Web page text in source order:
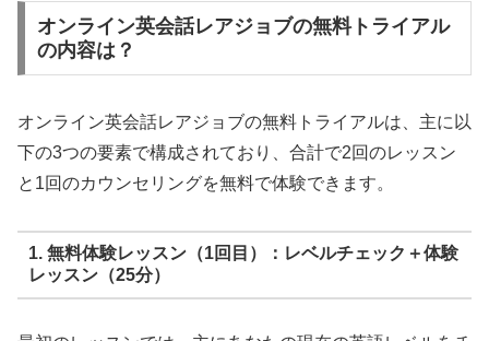
オンライン英会話レアジョブの無料トライアル
の内容は？
オンライン英会話レアジョブの無料トライアルは、主に以
下の3つの要素で構成されており、合計で2回のレッスン
と1回のカウンセリングを無料で体験できます。
1. 無料体験レッスン（1回目）：レベルチェック＋体験
レッスン（25分）